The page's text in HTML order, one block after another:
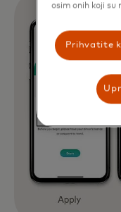
osim onih koji su
Prihvatite